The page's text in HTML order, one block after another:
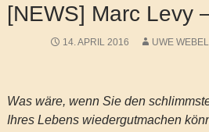
[NEWS] Marc Levy
14. APRIL 2016 UWE WEBEL
Was wäre, wenn Sie den
Ihres Lebens wiedergutmachen